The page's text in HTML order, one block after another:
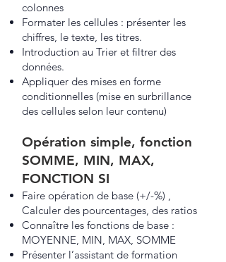
colonnes
Formater les cellules : présenter les
chiffres, le texte, les titres.
Introduction au Trier et filtrer des
données.
Appliquer des mises en forme
conditionnelles (mise en surbrillance
des cellules selon leur contenu)
Opération simple, fonction
SOMME, MIN, MAX,
FONCTION SI
Faire opération de base (+/-%) ,
Calculer des pourcentages, des ratios
Connaître les fonctions de base :
MOYENNE, MIN, MAX, SOMME
Présenter l’assistant de formation